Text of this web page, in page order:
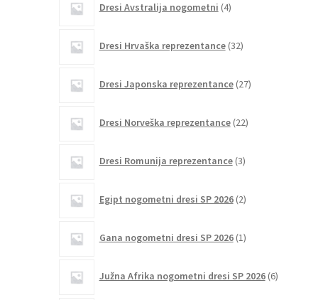
Dresi Avstralija nogometni 4izdelki
Dresi Hrvaška reprezentance 32izdelkov
Dresi Japonska reprezentance 27izdelkov
Dresi Norveška reprezentance 22izdelkov
Dresi Romunija reprezentance 3izdelki
Egipt nogometni dresi SP 2026 2izdelka
Gana nogometni dresi SP 2026 1izdelek
Južna Afrika nogometni dresi SP 2026 6izdelkov